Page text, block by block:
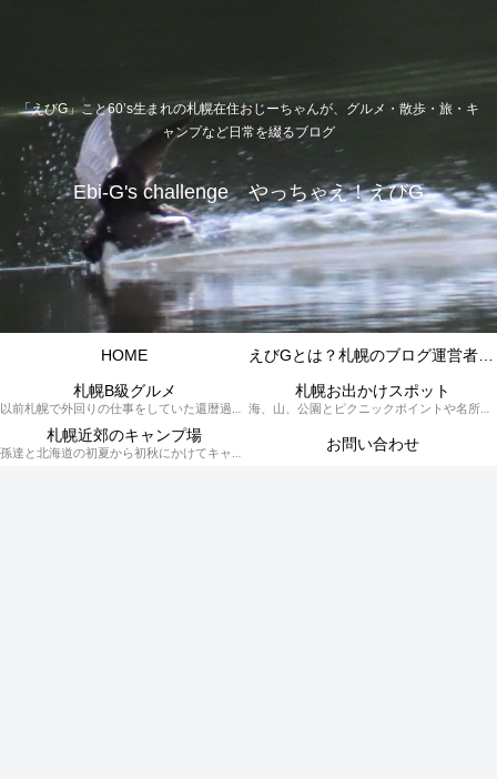
「えびG」こと60’s生まれの札幌在住おじーちゃんが、グルメ・散歩・旅・キ
ャンプなど日常を綴るブログ
Ebi-G's challenge やっちゃえ！えびG
HOME
札幌B級グルメ
以前札幌で外回りの仕事をしていた還暦過ぎブロガー「えびG」がランチ（サラリーマンランチ、サラメシ）を中心に、おそば、ラーメン、中華、日替わりランチを「札幌Bグルメ」と題してレポートしているブログカテゴリーのページです。現在は定年後の再雇用で札幌中とはいかなまでも会社の近くのすすきの界隈や家のある札幌市南区を中心に徘徊しております。
札幌お出かけスポット
海、山、公園とピクニックポイントや名所、旧跡などなど、、、、、札幌はもとより郊外の無理なく日帰りでいって帰ってこれるお出かけスポットを孫っち達（小学５、３年生、幼稚園年長さんの３人）とえびGがお出かけをして紹介しているページです。
札幌近郊のキャンプ場
孫達と北海道の初夏から初秋にかけてキャンプに出かけます。キャンプ場情報だったり料理だったり花火や遊びに虫取りとまさに「やっちゃえ！えびG」やりたい放題のブログです。 お問い合わせ